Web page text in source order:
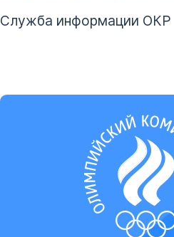
Служба информации ОКР